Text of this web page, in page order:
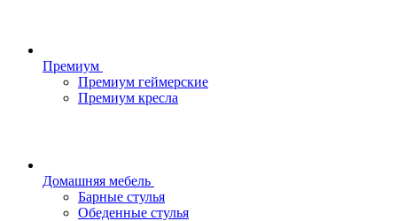
Премиум
Премиум геймерские
Премиум кресла
Домашняя мебель
Барные стулья
Обеденные стулья